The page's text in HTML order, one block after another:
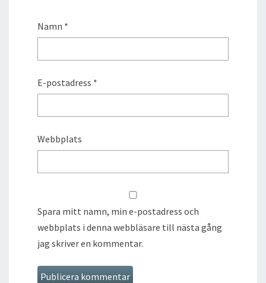
Namn *
E-postadress *
Webbplats
Spara mitt namn, min e-postadress och
webbplats i denna webbläsare till nästa gång
jag skriver en kommentar.